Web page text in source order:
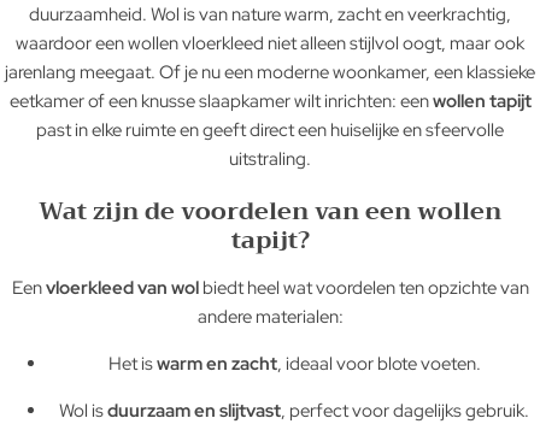
duurzaamheid. Wol is van nature warm, zacht en veerkrachtig,
waardoor een wollen vloerkleed niet alleen stijlvol oogt, maar ook
jarenlang meegaat. Of je nu een moderne woonkamer, een klassieke
eetkamer of een knusse slaapkamer wilt inrichten: eenwollen tapijt
past in elke ruimte en geeft direct een huiselijke en sfeervolle
uitstraling.
Wat zijn de voordelen van een wollen
tapijt?
Eenvloerkleed van wolbiedt heel wat voordelen ten opzichte van
andere materialen:
Het iswarm en zacht, ideaal voor blote voeten.
Wol isduurzaam en slijtvast, perfect voor dagelijks gebruik.